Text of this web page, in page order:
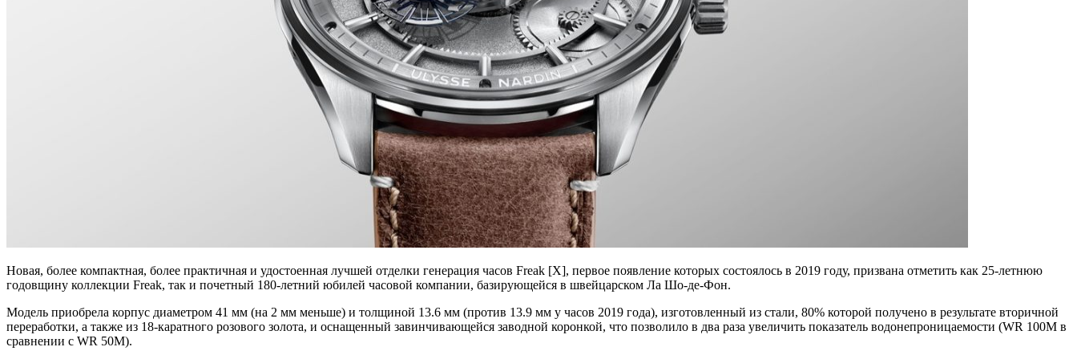
Новая, более компактная, более практичная и удостоенная лучшей отделки генерация часов Freak [X], первое появление которых состоялось в 2019 году, призвана отметить как 25-летнюю
годовщину коллекции Freak, так и почетный 180-летний юбилей часовой компании, базирующейся в швейцарском Ла Шо-де-Фон.
Модель приобрела корпус диаметром 41 мм (на 2 мм меньше) и толщиной 13.6 мм (против 13.9 мм у часов 2019 года), изготовленный из стали, 80% которой получено в результате вторичной
переработки, а также из 18-каратного розового золота, и оснащенный завинчивающейся заводной коронкой, что позволило в два раза увеличить показатель водонепроницаемости (WR 100M в
сравнении с WR 50M).